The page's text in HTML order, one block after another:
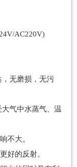
AC220V)
无磨损，无污
气中水蒸气、温
大。
的反射。